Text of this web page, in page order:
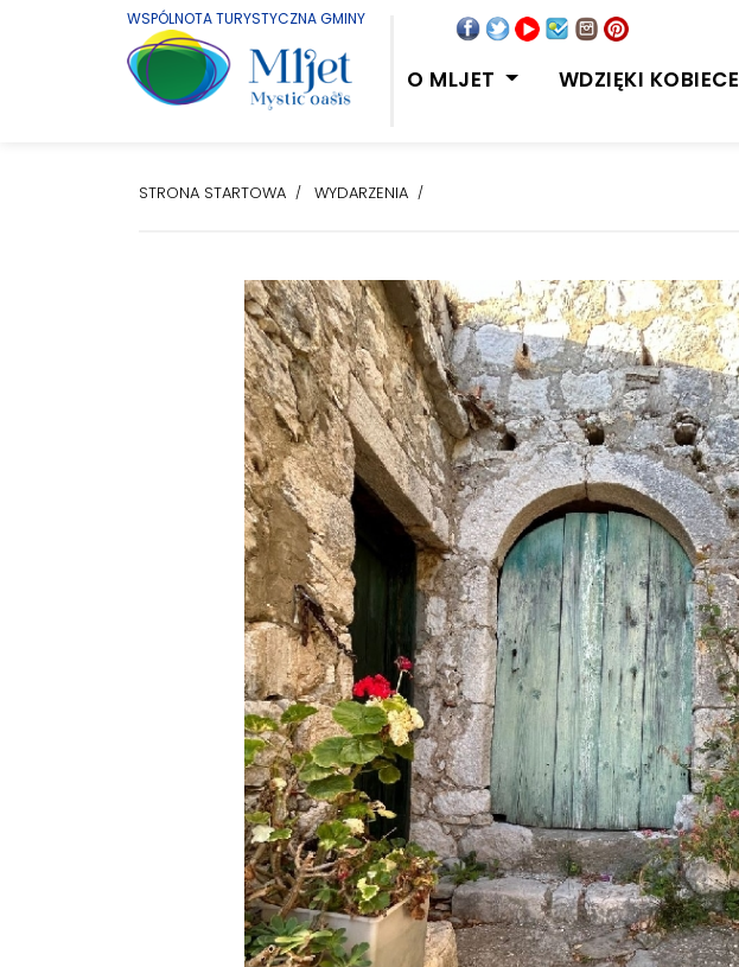
WSPÓLNOTA TURYSTYCZNA GMINY
O MLJET WDZIĘKI KOBIECE
STRONA STARTOWA WYDARZENIA